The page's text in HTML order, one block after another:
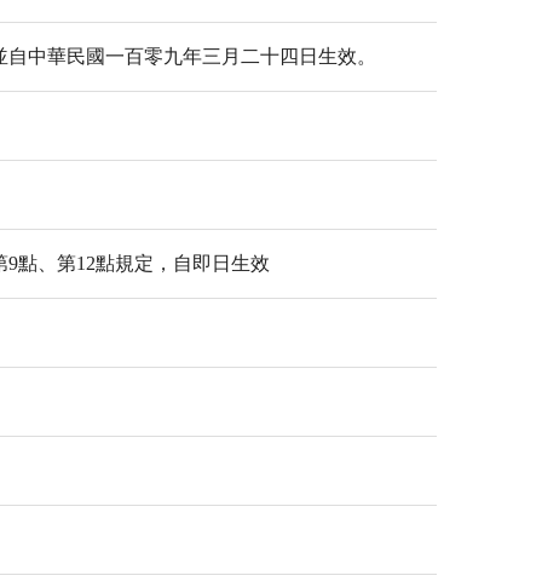
中華民國一百零九年三月二十四日生效。
點、第12點規定，自即日生效